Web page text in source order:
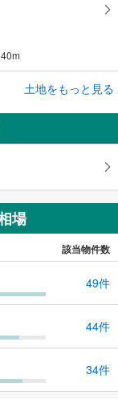
分
土地をもっと見る
場
該当物件数
49件
44件
34件